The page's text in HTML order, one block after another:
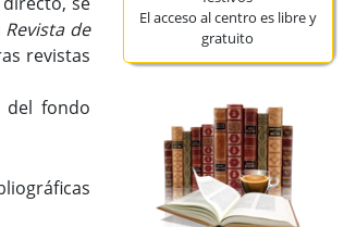
Revista de
revistas
del fondo
El acceso al centro es libre y
gratuito